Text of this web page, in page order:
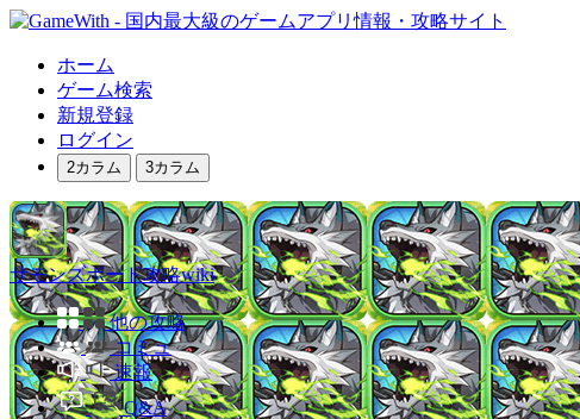
ホーム
ゲーム検索
新規登録
ログイン
2カラム 3カラム
サモンズボード攻略wiki
他の攻略
コミュ
速報
Q&A